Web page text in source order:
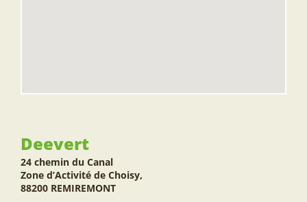
Deevert
24 chemin du Canal
Zone d’Activité de Choisy,
88200 REMIREMONT